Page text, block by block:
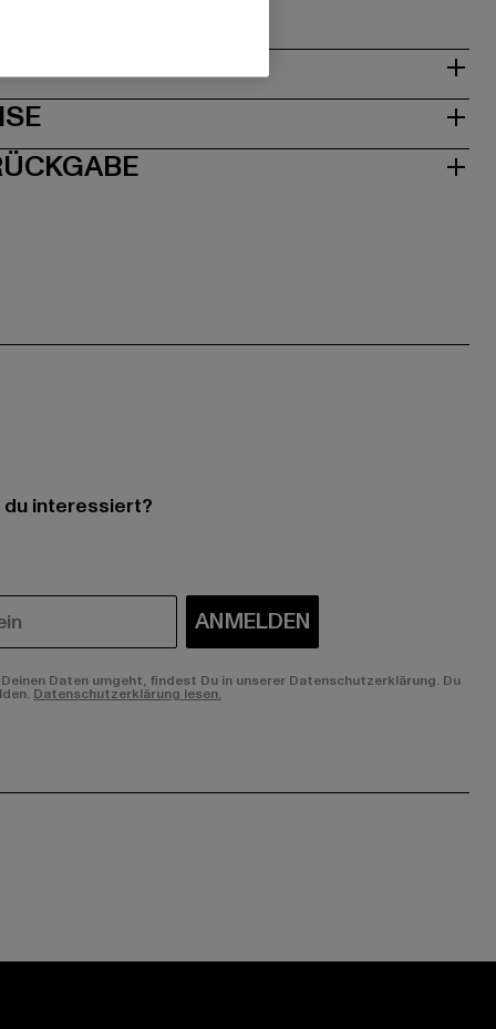
PASSFORM
interessiert?
ANMELDEN
Daten umgeht, findest Du in unserer Datenschutzerklärung. Du
Datenschutzerklärung lesen.